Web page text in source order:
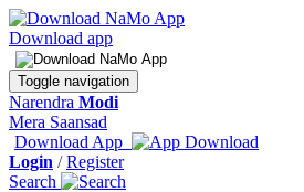
Download app
Toggle navigation
Narendra Modi
Mera Saansad
Download App
Login /Register
Search